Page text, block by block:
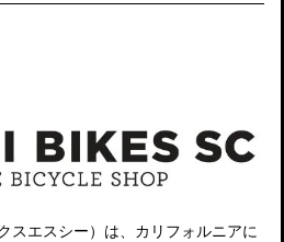
スエスシー）は、カリフォルニアに